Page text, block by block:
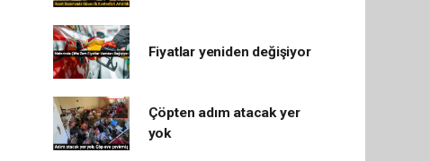
Fiyatlar yeniden değişiyor
Çöpten adım atacak yer
yok